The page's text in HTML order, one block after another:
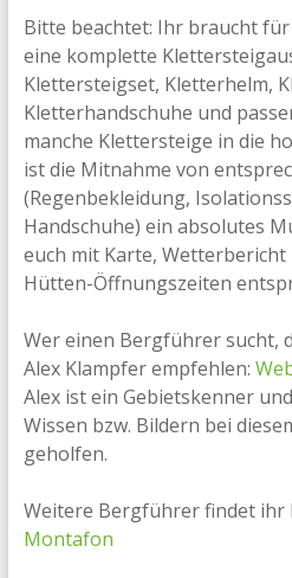
Bitte beachtet: Ihr braucht
eine komplette
Klettersteigset, Kletterhelm,
Kletterhandschuhe und
manche Klettersteige in die
ist die Mitnahme von
(Regenbekleidung,
Handschuhe) ein absolutes
euch mit Karte,
Hütten-Öffnungszeiten
Wer einen Bergführer sucht,
Alex Klampfer empfehlen:
Alex ist ein Gebietskenner
Wissen bzw. Bildern bei
geholfen.
Weitere Bergführer findet ihr
Montafon